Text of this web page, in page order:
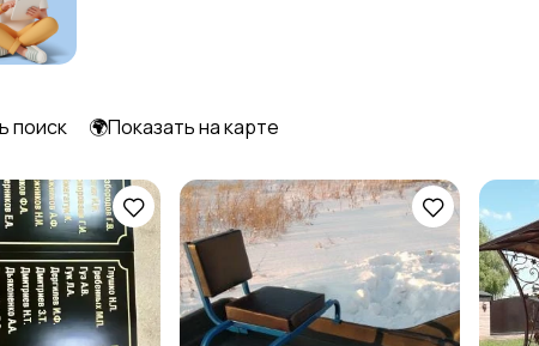
поиск 🌍Показать на карте